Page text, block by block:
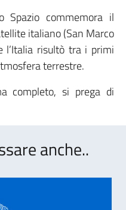
Spazio commemora il
italiano (San Marco
l’Italia risultò tra i primi
terrestre.
completo, si prega di
anche..